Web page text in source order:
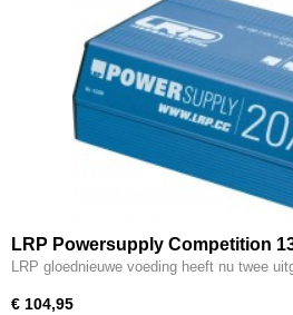
LRP Powersupply Competition
LRP gloednieuwe voeding heeft nu twee
€ 104,95